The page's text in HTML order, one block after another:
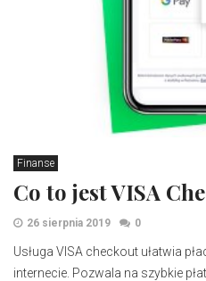
Finanse
Co to jest VISA
26 sierpnia 2019 0
Usługa VISA checkout ułatwia
internecie. Pozwala na szybkie